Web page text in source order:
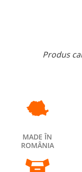
Produs
MADE ÎN
ROMÂNIA